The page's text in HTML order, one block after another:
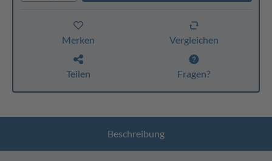
Merken Vergleichen
Teilen Fragen?
Beschreibung